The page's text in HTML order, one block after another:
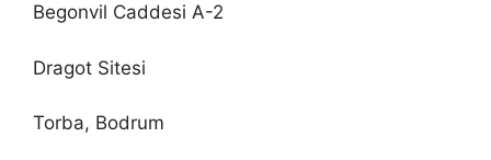
Begonvil Caddesi A-2
Dragot Sitesi
Torba, Bodrum